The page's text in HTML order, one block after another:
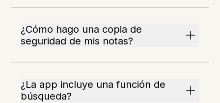
¿Cómo hago una copia de
seguridad de mis notas?
¿La app incluye una función de
búsqueda?